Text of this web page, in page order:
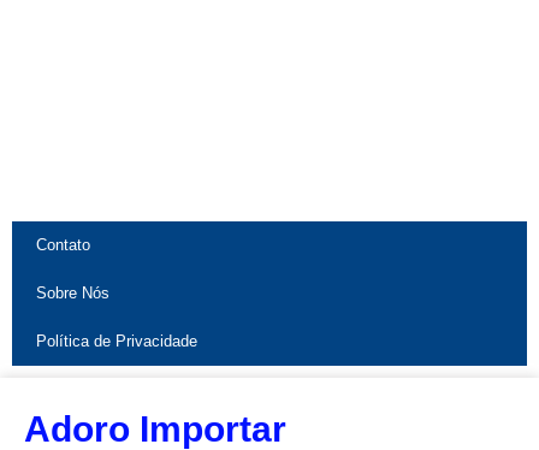
Contato
Sobre Nós
Política de Privacidade
Adoro Importar